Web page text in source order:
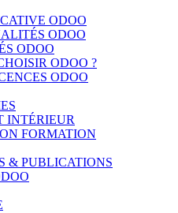
ODOO
ODOO
ODOO
ODOO ?
ODOO
INTÉRIEUR
FORMATION
& PUBLICATIONS